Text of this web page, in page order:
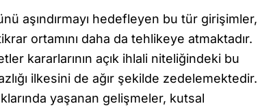
aşındırmayı hedefleyen bu tür girişimler,
ortamını daha da tehlikeye atmaktadır.
kararlarının açık ihlali niteliğindeki bu
ilkesini de ağır şekilde zedelemektedir.
yaşanan gelişmeler, kutsal